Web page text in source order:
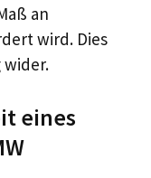
an
wird. Dies
eines